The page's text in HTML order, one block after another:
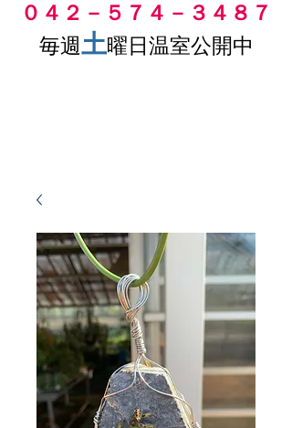
０４２－５７４－３４８７
毎週土曜日温室公開中